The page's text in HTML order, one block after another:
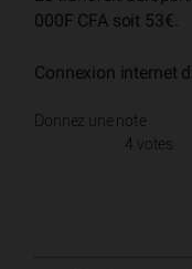
000F CFA soit 53€.
Connexion internet
Donnez une note
4 votes